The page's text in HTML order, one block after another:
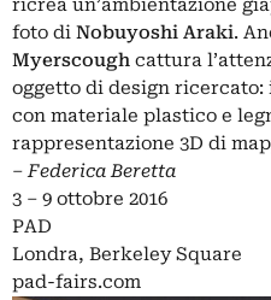
ricrea un’ambientazione
foto di Nobuyoshi Araki.
Myerscough cattura
oggetto di design
con materiale plastico e
rappresentazione 3D di
– Federica Beretta
3 – 9 ottobre 2016
PAD
Londra, Berkeley Square
pad-fairs.com